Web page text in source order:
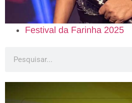
Festival da Farinha 2025